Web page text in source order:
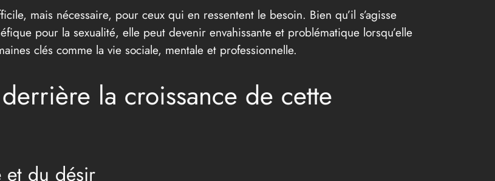
mais nécessaire, pour ceux qui en ressentent le besoin. Bien qu’il s’agisse
pour la sexualité, elle peut devenir envahissante et problématique lorsqu’elle
clés comme la vie sociale, mentale et professionnelle.
la croissance de cette
et du désir